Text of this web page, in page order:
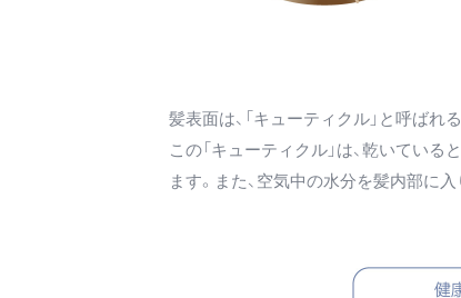
髪表面は、「キューティクル」と呼ば
この「キューティクル」は、乾いてい
ます。また、空気中の水分を髪内部に